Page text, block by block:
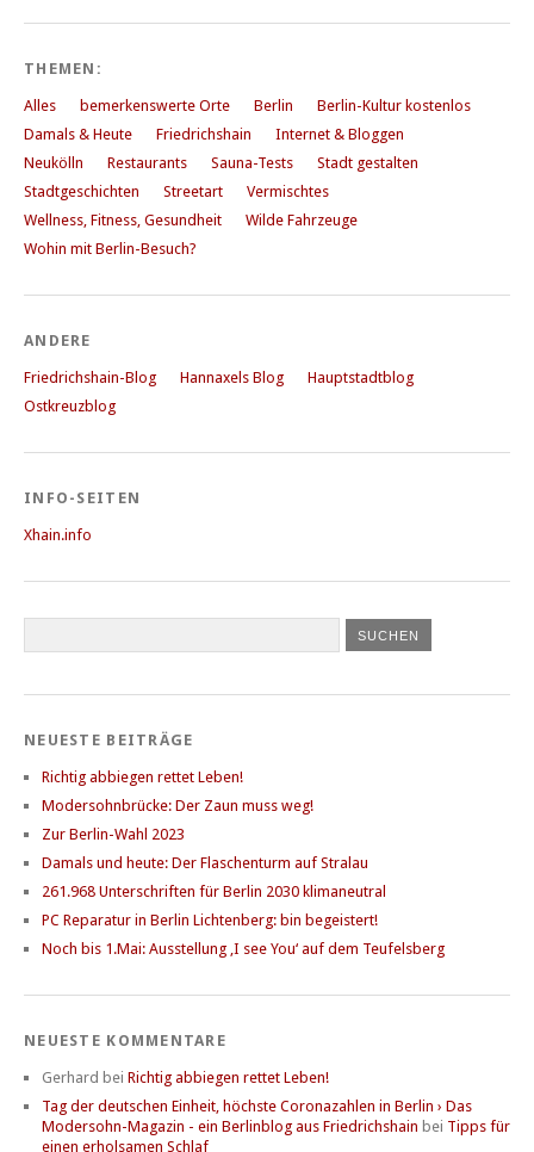
THEMEN:
Alles bemerkenswerte Orte Berlin
Berlin-Kultur kostenlos
Damals & Heute
Friedrichshain
Internet & Bloggen
Neukölln
Restaurants Sauna-Tests
Stadt gestalten
Stadtgeschichten
Streetart
Vermischtes
Wellness, Fitness, Gesundheit
Wilde Fahrzeuge
Wohin mit Berlin-Besuch?
ANDERE
Friedrichshain-Blog Hannaxels Blog
Hauptstadtblog
Ostkreuzblog
INFO-SEITEN
Xhain.info
NEUESTE BEITRÄGE
Richtig abbiegen rettet Leben!
Modersohnbrücke: Der Zaun muss weg!
Zur Berlin-Wahl 2023
Damals und heute: Der Flaschenturm auf Stralau
261.968 Unterschriften für Berlin 2030 klimaneutral
PC Reparatur in Berlin Lichtenberg: bin begeistert!
Noch bis 1.Mai: Ausstellung ‚I see You‘ auf dem Teufelsberg
NEUESTE KOMMENTARE
Gerhard bei Richtig abbiegen rettet Leben!
Tag der deutschen Einheit, höchste Coronazahlen in Berlin › Das
Modersohn-Magazin - ein Berlinblog aus Friedrichshain bei Tipps für
einen erholsamen Schlaf